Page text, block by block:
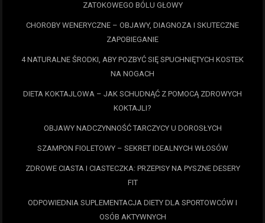
ZATOKOWEGO BÓLU GŁOWY
CHOROBY WENERYCZNE – OBJAWY, DIAGNOZA I SKUTECZNE
ZAPOBIEGANIE
4 NATURALNE ŚRODKI, ABY POZBYĆ SIĘ SPUCHNIĘTYCH KOSTEK
NA NOGACH
DIETA KOKTAJLOWA – JAK SCHUDNĄĆ Z POMOCĄ ZDROWYCH
KOKTAJLI?
OBJAWY NADCZYNNOŚĆ TARCZYCY U DOROSŁYCH
SZAMPON FIOLETOWY – SEKRET IDEALNYCH WŁOSÓW
ZDROWE CIASTA I CIASTECZKA: PRZEPISY NA PYSZNE DESERY
FIT
ODPOWIEDNIA SUPLEMENTACJA DIETY DLA SPORTOWCÓW I
OSÓB AKTYWNYCH